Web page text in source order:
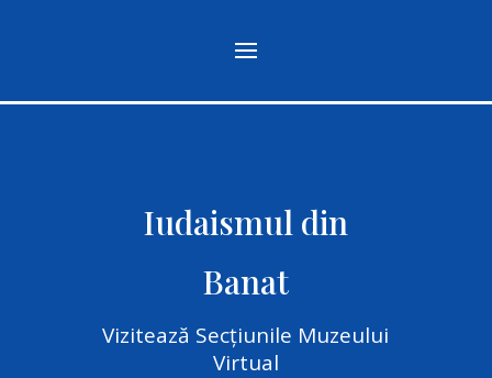
Iudaismul din
Banat
Vizitează Secțiunile Muzeului
Virtual